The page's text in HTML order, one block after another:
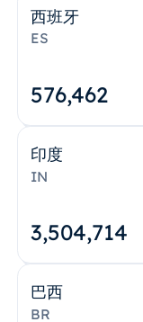
西班牙
ES
576,463
印度
IN
3,504,715
巴西
BR